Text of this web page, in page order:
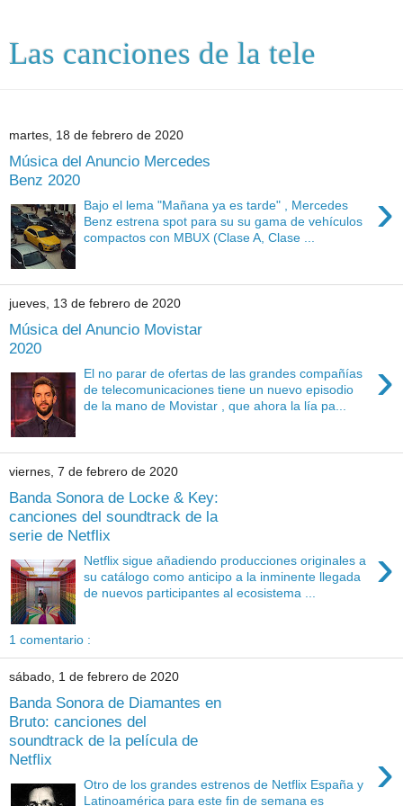
Las canciones de la tele
martes, 18 de febrero de 2020
Música del Anuncio Mercedes
Benz 2020
›
Bajo el lema "Mañana ya es tarde" , Mercedes
Benz estrena spot para su su gama de vehículos
compactos con MBUX (Clase A, Clase ...
jueves, 13 de febrero de 2020
Música del Anuncio Movistar
2020
›
El no parar de ofertas de las grandes compañías
de telecomunicaciones tiene un nuevo episodio
de la mano de Movistar , que ahora la lía pa...
viernes, 7 de febrero de 2020
Banda Sonora de Locke & Key:
canciones del soundtrack de la
serie de Netflix
›
Netflix sigue añadiendo producciones originales a
su catálogo como anticipo a la inminente llegada
de nuevos participantes al ecosistema ...
1 comentario :
sábado, 1 de febrero de 2020
Banda Sonora de Diamantes en
Bruto: canciones del
soundtrack de la película de
Netflix
›
Otro de los grandes estrenos de Netflix España y
Latinoamérica para este fin de semana es